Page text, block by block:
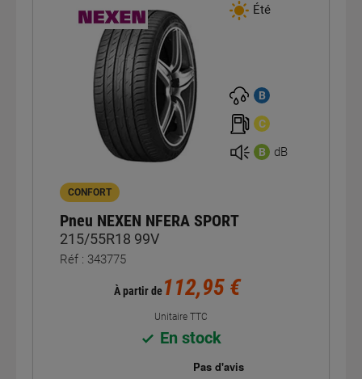
Été
B
C
B dB
CONFORT
Pneu NEXEN NFERA SPORT
215/55R18 99V
Réf : 343775
À partir de112,95 €
Unitaire TTC
En stock